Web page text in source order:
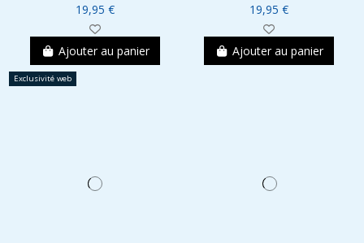
19,95 €
Ajouter au panier
19,95 €
Ajouter au panier
Exclusivité web